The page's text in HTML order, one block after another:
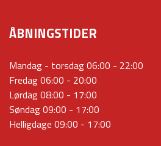
ÅBNINGSTIDER
Mandag - torsdag 06:00 - 22:00
Fredag 06:00 - 20:00
Lørdag 08:00 - 17:00
Søndag 09:00 - 17:00
Helligdage 09:00 - 17:00